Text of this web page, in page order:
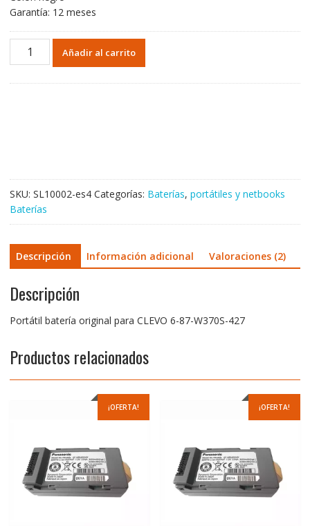
Garantía: 12 meses
Portátil
batería
cantidad
Añadir al carrito
SKU: SL10002-es4 Categorías: Baterías, portátiles y netbooks
Baterías
Descripción Información adicional Valoraciones (2)
Descripción
Portátil batería original para CLEVO 6-87-W370S-427
Productos relacionados
¡OFERTA! ¡OFERTA!